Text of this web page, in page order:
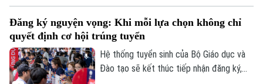
Kinh nghiệm
Xe máy
Thị trường
Đánh giá
Tuyển sinh
Hướng nghiệp
Tin tức
Làng nghề
Sức khỏe
Y tế
Thể thao
được chia làm 6 mốc thời gian khác nhau.
Đáng chú ý, các thí sinh tại Hà Nội sẽ nằm
trong nhóm nộp đầu tiên.
Đăng ký nguyện vọng: Khi mỗi lựa chọn không chỉ
quyết định cơ hội trúng tuyển
Hệ thống tuyển sinh của Bộ Giáo dục và
Đào tạo sẽ kết thúc tiếp nhận đăng ký,